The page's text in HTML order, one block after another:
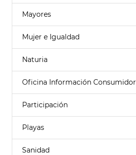
Mayores
Mujer e Igualdad
Naturia
Oficina Información Consumidor
Participación
Playas
Sanidad